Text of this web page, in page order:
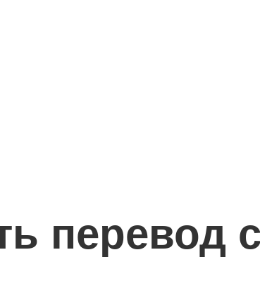
перевод